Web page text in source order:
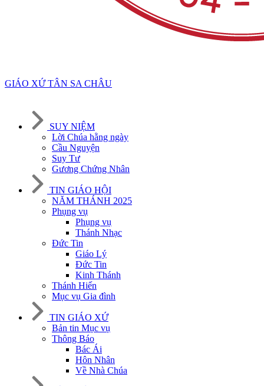
GIÁO XỨ TÂN SA CHÂU
SUY NIỆM
Lời Chúa hằng ngày
Cầu Nguyện
Suy Tư
Gương Chứng Nhân
TIN GIÁO HỘI
NĂM THÁNH 2025
Phụng vụ
Phụng vụ
Thánh Nhạc
Đức Tin
Giáo Lý
Đức Tin
Kinh Thánh
Thánh Hiến
Mục vụ Gia đình
TIN GIÁO XỨ
Bản tin Mục vụ
Thông Báo
Bác Ái
Hôn Nhân
Về Nhà Chúa